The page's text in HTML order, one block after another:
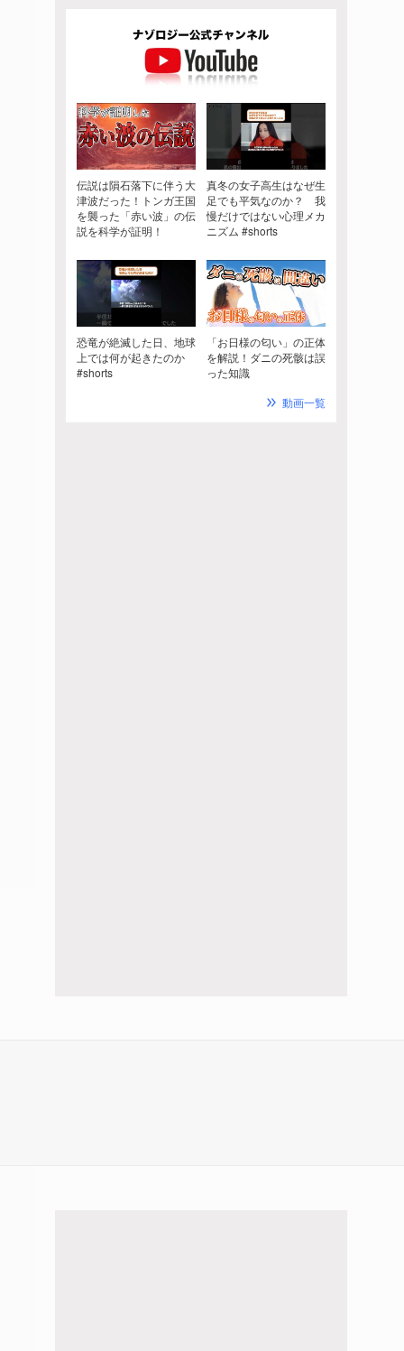
伝説は隕石落下に伴う大
津波だった！トンガ王国
を襲った「赤い波」の伝
説を科学が証明！
真冬の女子高生はなぜ生
足でも平気なのか？ 我
慢だけではない心理メカ
ニズム #shorts
恐竜が絶滅した日、地球
上では何が起きたのか
#shorts
「お日様の匂い」の正体
を解説！ダニの死骸は誤
った知識
動画一覧